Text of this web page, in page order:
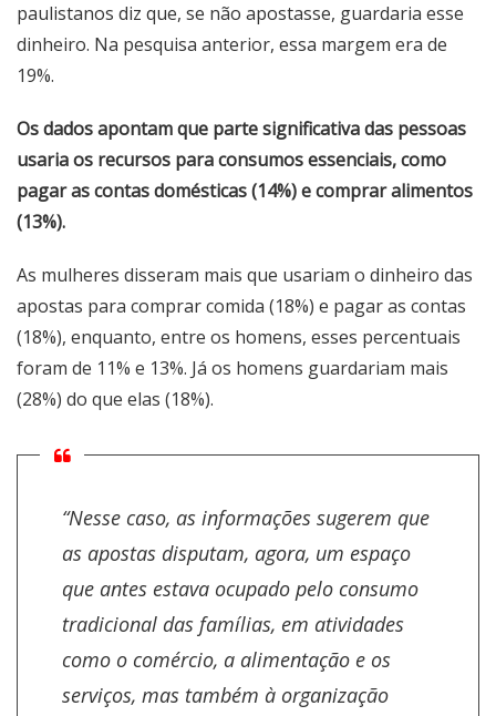
paulistanos diz que, se não apostasse, guardaria esse
dinheiro. Na pesquisa anterior, essa margem era de
19%.
Os dados apontam que parte significativa das pessoas
usaria os recursos para consumos essenciais, como
pagar as contas domésticas (14%) e comprar alimentos
(13%).
As mulheres disseram mais que usariam o dinheiro das
apostas para comprar comida (18%) e pagar as contas
(18%), enquanto, entre os homens, esses percentuais
foram de 11% e 13%. Já os homens guardariam mais
(28%) do que elas (18%).
“Nesse caso, as informações sugerem que
as apostas disputam, agora, um espaço
que antes estava ocupado pelo consumo
tradicional das famílias, em atividades
como o comércio, a alimentação e os
serviços, mas também à organização